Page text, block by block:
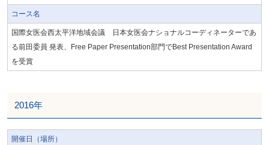
コース名
国際女医会西太平洋地域会議 日本女医会ナショナルコーディネーターであ
る前田委員 発表、Free Paper Presentation部門でBest Presentation Award
を受賞
2016年
開催日（場所）